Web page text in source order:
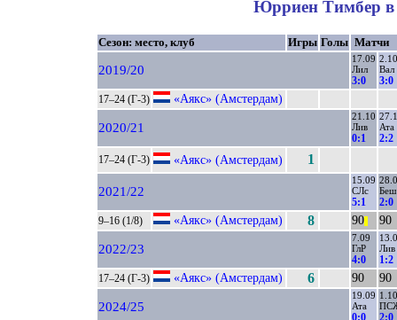
Юрриен Тимбер в
Сезон: место, клуб Игры Голы Матчи
2019/20
17.09
Лил
3:0
2.10
Вал
3:0
17–24 (Г-3) «Аякс» (Амстердам)
2020/21
21.10
Лив
0:1
Ата
2:2
17–24 (Г-3) «Аякс» (Амстердам) 1
2021/22
15.09
СЛс
5:1
Беш
2:0
9–16 (1/8) «Аякс» (Амстердам) 8 90|| 90
2022/23
7.09
ГлР
4:0
Лив
1:2
17–24 (Г-3) «Аякс» (Амстердам) 6 90 90
2024/25
19.09
Ата
1.10